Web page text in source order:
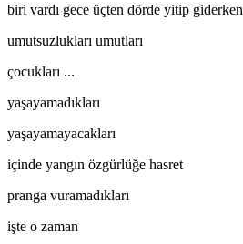
biri vardı gece üçten dörde yitip giderken
umutsuzlukları umutları
çocukları ...
yaşayamadıkları
yaşayamayacakları
içinde yangın özgürlüğe hasret
pranga vuramadıkları
işte o zaman